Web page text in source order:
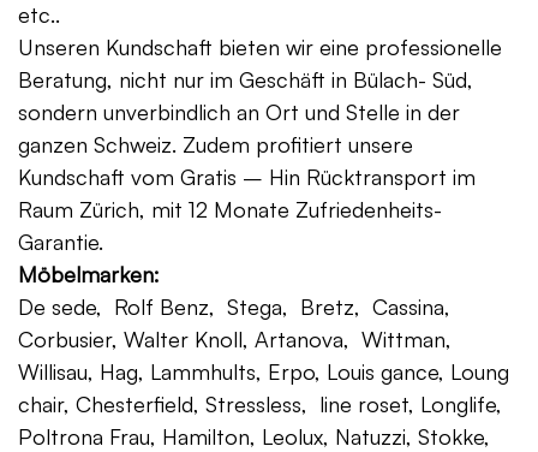
etc..
Unseren Kundschaft bieten wir eine professionelle
Beratung, nicht nur im Geschäft in Bülach- Süd,
sondern unverbindlich an Ort und Stelle in der
ganzen Schweiz. Zudem profitiert unsere
Kundschaft vom Gratis – Hin Rücktransport im
Raum Zürich, mit 12 Monate Zufriedenheits-
Garantie.
Möbelmarken:
De sede, Rolf Benz, Stega, Bretz, Cassina,
Corbusier, Walter Knoll, Artanova, Wittman,
Willisau, Hag, Lammhults, Erpo, Louis gance, Loung
chair, Chesterfield, Stressless, line roset, Longlife,
Poltrona Frau, Hamilton, Leolux, Natuzzi, Stokke,